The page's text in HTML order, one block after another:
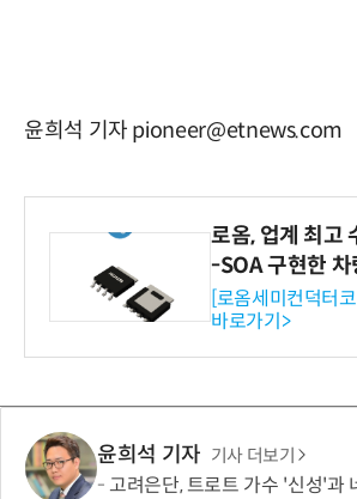
윤희석 기자 pioneer@etnews.com
로옴, 업계 최고
-SOA 구현한
ET 개발
[로옴세미컨덕터
바로가기>
윤희석 기자 기사 더보기
고려은단, 트로트 가수 '신성'과 네이버